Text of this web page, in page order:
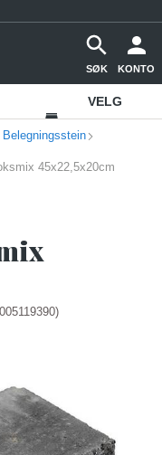
SØK KONTO
VELG
VAREHUS
KONTAKT
Belegningsstein
45x22,5x20cm